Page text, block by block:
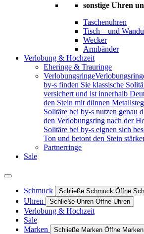
sonstige Uhren
Taschenuhren
Tisch – und
Wecker
Armbänder
Verlobung & Hochzeit
Eheringe & Trauringe
Verlobungsringe
by-s finden Sie klassische
versichert und ist innerhalb
den Stein mit dünnen
Solitäre bei by-s nutzen genau
den Verlobungsring nach der
Solitäre bei by-s eignen sich
Ton und betont den Stein
Partnerringe
Sale
Schmuck Schließe Schmuck Öffne
Uhren Schließe Uhren Öffne Uhren
Verlobung & Hochzeit
Sale
Marken
Schließe Marken Öffne Marken